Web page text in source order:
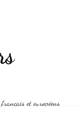
et européens